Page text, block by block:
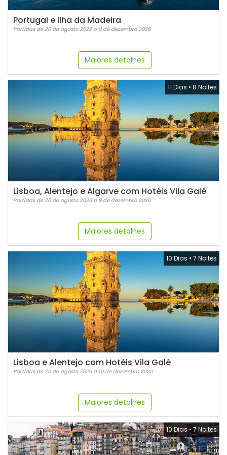
Portugal e Ilha da Madeira
Partidas de 20 de agosto 2026 a 9 de dezembro 2026
Maiores detalhes
11 Dias • 8 Noites
Lisboa, Alentejo e Algarve com Hotéis Vila Galé
Partidas de 20 de agosto 2026 a 9 de dezembro 2026
Maiores detalhes
10 Dias • 7 Noites
Lisboa e Alentejo com Hotéis Vila Galé
Partidas de 20 de agosto 2026 a 10 de dezembro 2026
Maiores detalhes
10 Dias •7 Noites